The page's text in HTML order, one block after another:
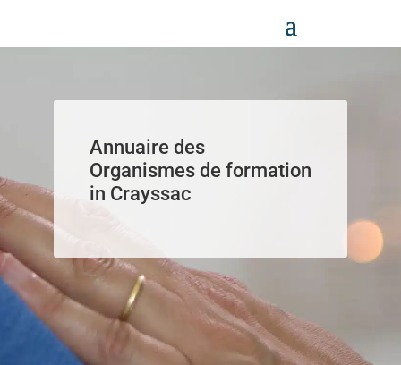
Annuaire des
Organismes de formation
in Crayssac